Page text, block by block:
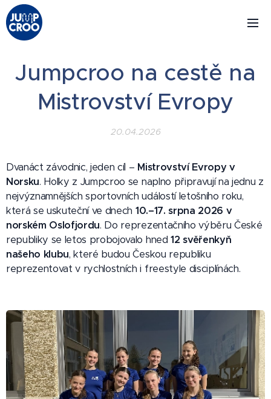
Jumpcroo na cestě na
Mistrovství Evropy
20.04.2026
Dvanáct závodnic, jeden cíl – Mistrovství Evropy v
Norsku. Holky z Jumpcroo se naplno připravují na jednu z
nejvýznamnějších sportovních událostí letošního roku,
která se uskuteční ve dnech 10.–17. srpna 2026 v
norském Oslofjordu. Do reprezentačního výběru České
republiky se letos probojovalo hned12 svěřenkyň
našeho klubu, které budou Českou republiku
reprezentovat v rychlostních i freestyle disciplínách.